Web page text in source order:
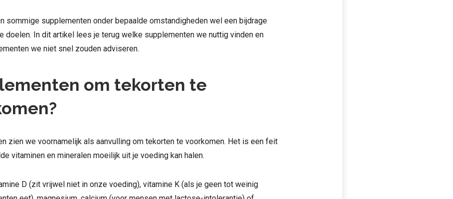
sommige supplementen onder bepaalde omstandigheden wel een bijdrage
doelen. In dit artikel lees je terug welke supplementen we nuttig vinden en
we niet snel zouden adviseren.
om tekorten te
zien we voornamelijk als aanvulling om tekorten te voorkomen. Het is een feit
vitaminen en mineralen moeilijk uit je voeding kan halen.
D (zit vrijwel niet in onze voeding), vitamine K (als je geen tot weinig